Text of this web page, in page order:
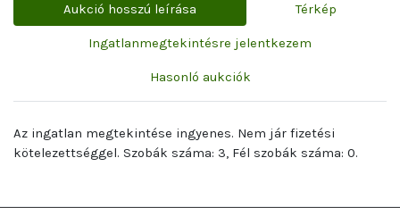
Aukció hosszú leírása Térkép
Ingatlanmegtekintésre jelentkezem
Hasonló aukciók
Az ingatlan megtekintése ingyenes. Nem jár fizetési
kötelezettséggel. Szobák száma: 3, Fél szobák száma: 0.